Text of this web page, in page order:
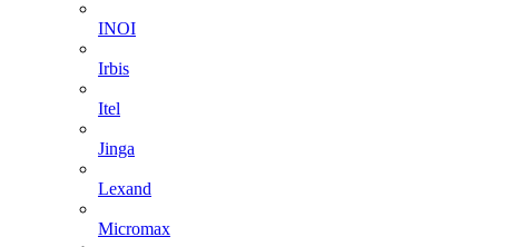
INOI
Irbis
Itel
Jinga
Lexand
Micromax